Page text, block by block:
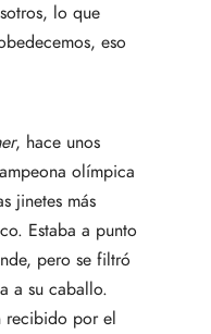
lo que
eso
, ​hace unos
olímpica
jinetes más
Estaba a punto
pero se filtró
a su caballo.
recibido por el